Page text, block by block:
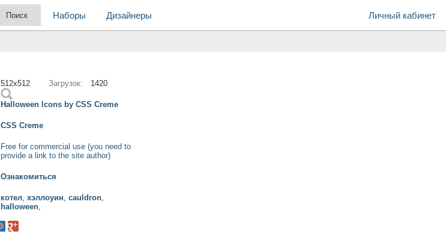
Личный кабинет
Наборы Дизайнеры
512x512 Загрузок: 1420
Halloween Icons by CSS Creme
CSS Creme
Free for commercial use (you need to
provide a link to the site author)
Ознакомиться
котел, хэллоуин, cauldron,
halloween,